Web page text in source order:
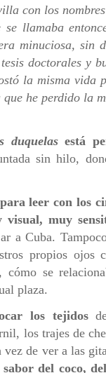
con los
llamaba
minuciosa,
doctorales y
la misma vida
he perdido la
duquelasestá
sin hilo,
leer con los
visual, muy
a Cuba.
propios ojos
cómo se
plaza.
los tejidosde
los trajes de
de ver a las
sabor del coco,